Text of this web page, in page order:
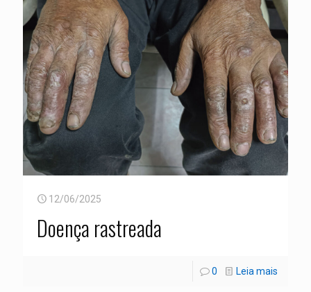
12/06/2025
Doença rastreada
0 Leia mais